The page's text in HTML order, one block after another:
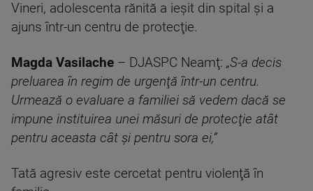
Vineri, adolescenta rănită a ieşit din spital şi a
ajuns într-un centru de protecţie.
Magda Vasilache – DJASPC Neamţ: „S-a decis
preluarea în regim de urgenţă într-un centru.
Urmează o evaluare a familiei să vedem dacă se
impune instituirea unei măsuri de protecţie atât
pentru aceasta cât şi pentru sora ei,”
Tată agresiv este cercetat pentru violenţă în